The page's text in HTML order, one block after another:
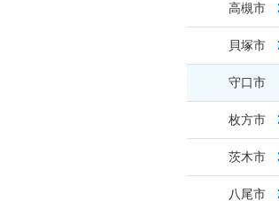
高槻市
貝塚市
守口市
枚方市
茨木市
八尾市